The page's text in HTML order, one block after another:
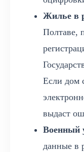
Жилье в
Полтаве,
Если дом
выдаст
Военный
данные в